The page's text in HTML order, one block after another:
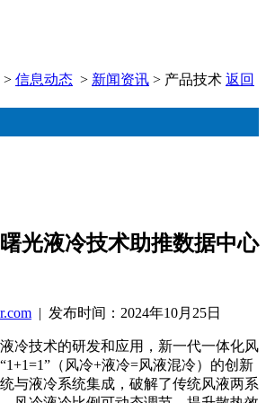
> 信息动态 > 新闻资讯 > 产品技术 返回
光液冷技术助推数据中心
| 发布时间：2024年10月25日
冷技术的研发和应用，新一代一体化风
（风冷+液冷=风液混冷）的创新
与液冷系统集成，破解了传统风液两系